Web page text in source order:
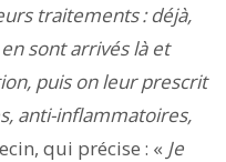
traitements : déjà,
sont arrivés là et
puis on leur prescrit
anti-inflammatoires,
qui précise : « Je